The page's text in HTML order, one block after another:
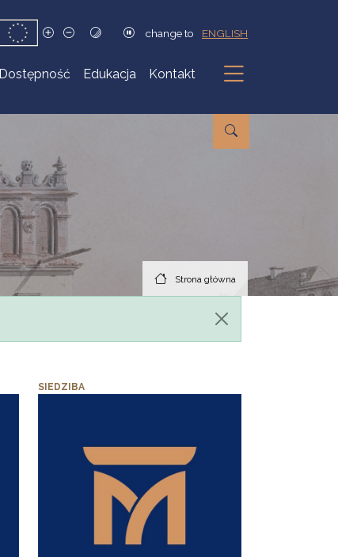
change to ENGLISH
Dostępność Edukacja Kontakt
Podmenu
Strona główna
SIEDZIBA